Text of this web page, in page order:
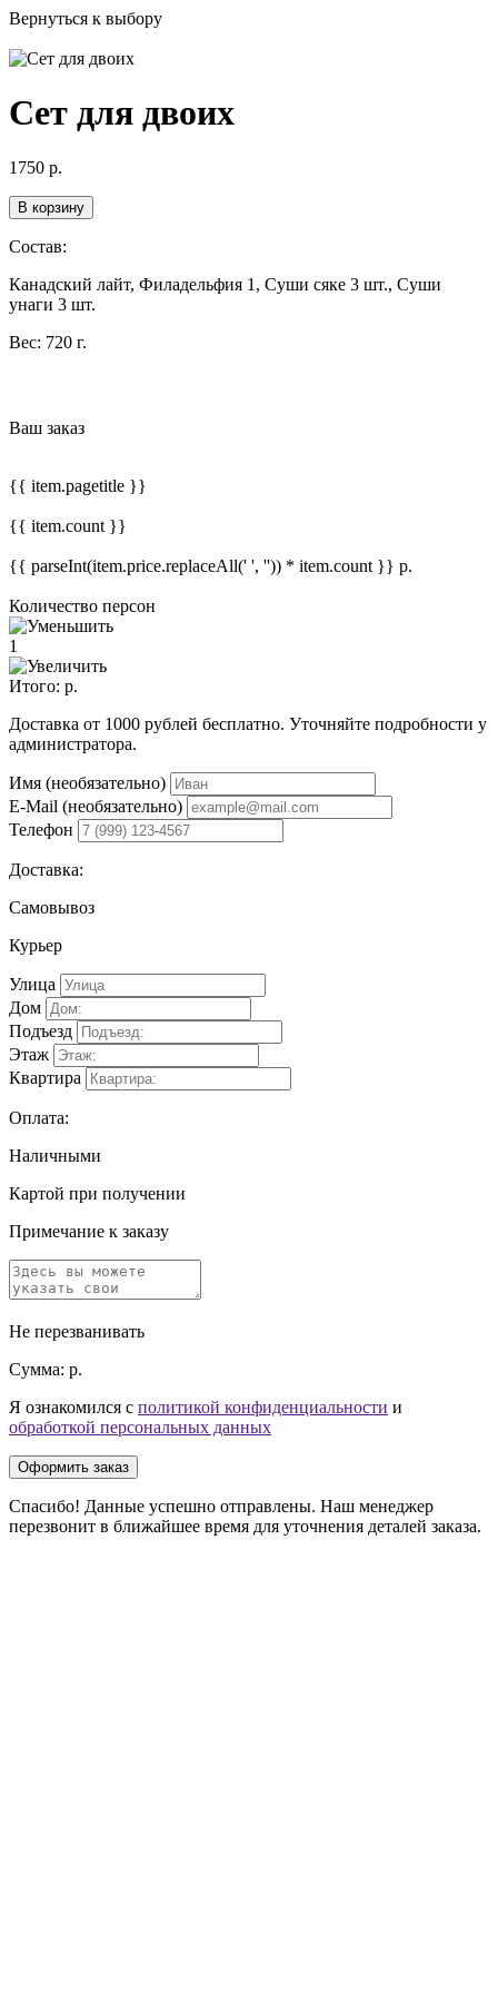
Вернуться к выбору
Сет для двоих
1750 р.
В корзину
Состав:
Канадский лайт, Филадельфия 1, Суши сяке 3 шт., Суши
унаги 3 шт.
Вес: 720 г.
Ваш заказ
{{ item.pagetitle }}
{{ item.count }}
{{ parseInt(item.price.replaceAll(' ', '')) * item.count }} р.
Количество персон
1
Итого: р.
Доставка от 1000 рублей бесплатно. Уточняйте подробности у
администратора.
Имя (необязательно)
E-Mail (необязательно)
Телефон
Доставка:
Самовывоз
Курьер
Улица
Дом
Подъезд
Этаж
Квартира
Оплата:
Наличными
Картой при получении
Примечание к заказу
Не перезванивать
Сумма: р.
Я ознакомился с политикой конфиденциальности и
обработкой персональных данных
Оформить заказ
Спасибо! Данные успешно отправлены. Наш менеджер
перезвонит в ближайшее время для уточнения деталей заказа.